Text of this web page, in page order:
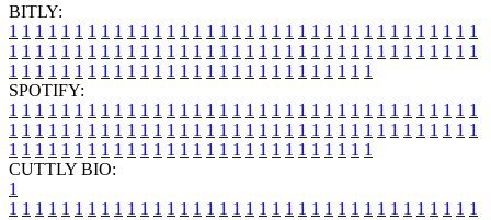
BITLY:
1 1 1 1 1 1 1 1 1 1 1 1 1 1 1 1 1 1 1 1 1 1 1 1 1 1 1 1 1 1 1 1 1 1 1 1
1 1 1 1 1 1 1 1 1 1 1 1 1 1 1 1 1 1 1 1 1 1 1 1 1 1 1 1 1 1 1 1 1 1 1 1
1 1 1 1 1 1 1 1 1 1 1 1 1 1 1 1 1 1 1 1 1 1 1 1 1 1 1 1
SPOTIFY:
1 1 1 1 1 1 1 1 1 1 1 1 1 1 1 1 1 1 1 1 1 1 1 1 1 1 1 1 1 1 1 1 1 1 1 1
1 1 1 1 1 1 1 1 1 1 1 1 1 1 1 1 1 1 1 1 1 1 1 1 1 1 1 1 1 1 1 1 1 1 1 1
1 1 1 1 1 1 1 1 1 1 1 1 1 1 1 1 1 1 1 1 1 1 1 1 1 1 1 1
CUTTLY BIO:
1
1 1 1 1 1 1 1 1 1 1 1 1 1 1 1 1 1 1 1 1 1 1 1 1 1 1 1 1 1 1 1 1 1 1 1 1